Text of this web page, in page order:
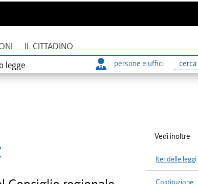
IL CITTADINO
legge persone e uffici
Ricerca
Vedi inoltre
Iter delle leggi